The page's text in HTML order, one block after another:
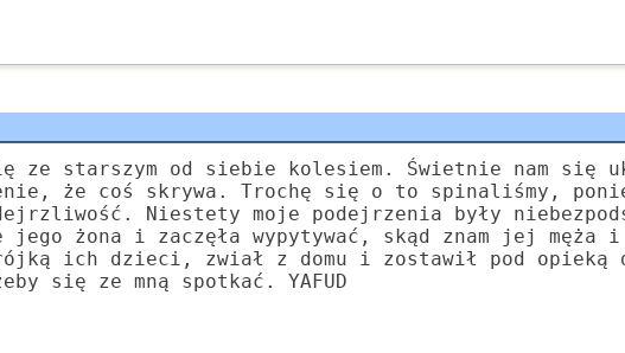
ze starszym od siebie kolesiem. Świetnie nam się
że coś skrywa. Trochę się o to spinaliśmy,
Niestety moje podejrzenia były
jego żona i zaczęła wypytywać, skąd znam jej
ich dzieci, zwiał z domu i zostawił pod
się ze mną spotkać. YAFUD